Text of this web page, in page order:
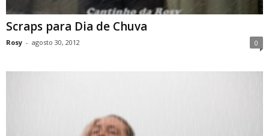
Scraps para Dia de Chuva
Rosy - agosto 30, 2012 0